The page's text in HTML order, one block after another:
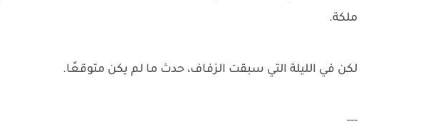
ملكة.
لكن في الليلة التي سبقت الزفاف، حدث ما لم يكن متوقعًا.
---